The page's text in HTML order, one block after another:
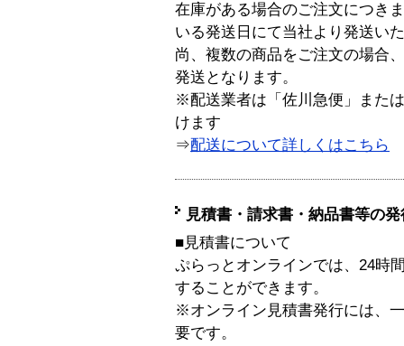
在庫がある場合のご注文につき
いる発送日にて当社より発送い
尚、複数の商品をご注文の場合
発送となります。
※配送業者は「佐川急便」また
けます
⇒配送について詳しくはこちら
見積書・請求書・納品書等の
■見積書について
ぷらっとオンラインでは、24時
することができます。
※オンライン見積書発行には、
要です。